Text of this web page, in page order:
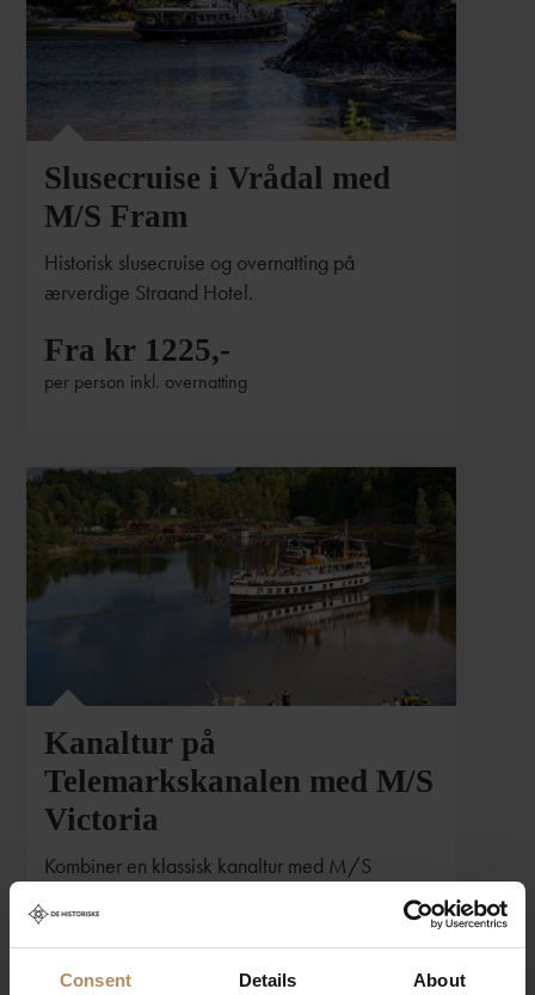
Consent Details About
Slusecruise i Vrådal med
M/S Fram
Historisk slusecruise og overnatting på
ærverdige Straand Hotel.
Fra kr 1225,-
per person inkl. overnatting
Kanaltur på
Telemarkskanalen med M/S
Victoria
Kombiner en klassisk kanaltur med M/S
fjellbygda Vrådal – velg mellom én eller tre
netter.